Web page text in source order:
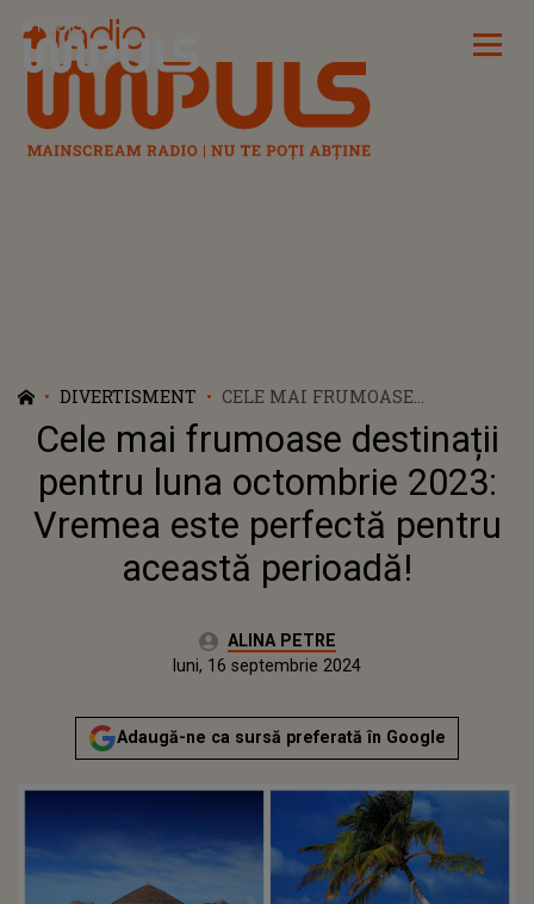
Radio Impuls
DIVERTISMENT
CELE MAI FRUMOASE
DESTINAȚII PENTRU LUNA
OCTOMBRIE 2023: VREMEA ESTE
PERFECTĂ PENTRU ACEASTĂ
PERIOADĂ!
Cele mai frumoase destinații
pentru luna octombrie 2023:
Vremea este perfectă pentru
această perioadă!
Autor:ALINA PETRE
sâmbătă, 16 septembrie 2023
Actualizat:
luni, 16 septembrie 2024
Adaugă-ne ca sursă preferată în Google